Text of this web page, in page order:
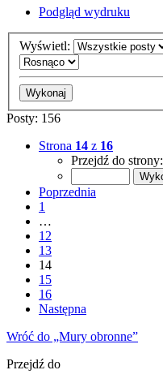
Podgląd wydruku
Wyświetl:
Posty: 156
Strona 14 z 16
Przejdź do strony:
Poprzednia
1
…
12
13
14
15
16
Następna
Wróć do „Mury obronne”
Przejdź do